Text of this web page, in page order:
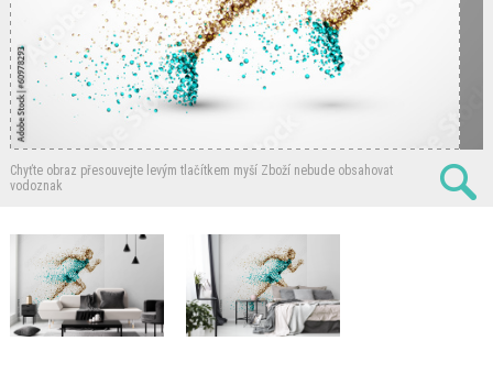
Chyťte obraz přesouvejte levým tlačítkem myší Zboží nebude obsahovat
vodoznak